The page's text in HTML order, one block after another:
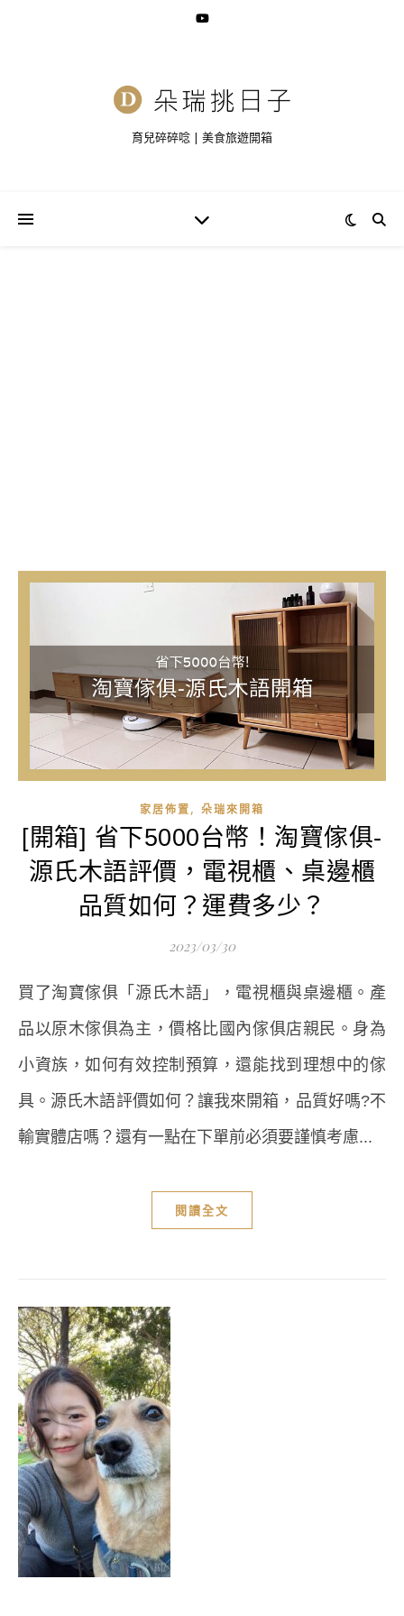
育兒碎碎唸 | 美食旅遊開箱
家居佈置, 朵瑞來開箱
[開箱] 省下5000台幣！淘寶傢俱-
源氏木語評價，電視櫃、桌邊櫃
品質如何？運費多少？
2023/03/30
買了淘寶傢俱「源氏木語」，電視櫃與桌邊櫃。產
品以原木傢俱為主，價格比國內傢俱店親民。身為
小資族，如何有效控制預算，還能找到理想中的傢
具。源氏木語評價如何？讓我來開箱，品質好嗎?不
輸實體店嗎？還有一點在下單前必須要謹慎考慮...
閱讀全文